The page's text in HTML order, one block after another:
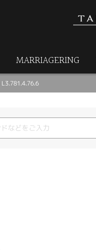
MARRIAGERING
L3.781.4.76.6